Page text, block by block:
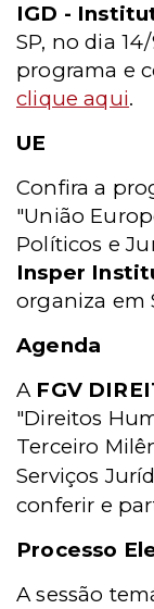
IGD -
SP, no dia
programa e
clique aqui.
UE
Confira a
"União
Políticos e
Insper
organiza em
Agenda
AFGV
"Direitos
Terceiro
Serviços
conferir e
Processo
A sessão